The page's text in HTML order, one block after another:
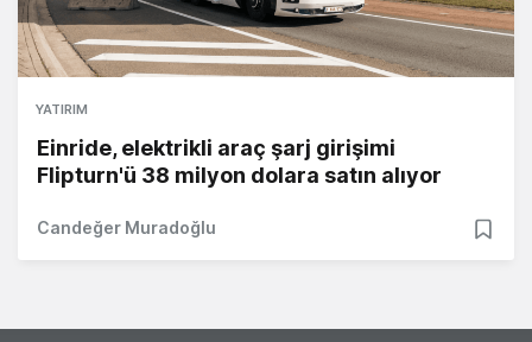
YATIRIM
Einride, elektrikli araç şarj girişimi
Flipturn'ü 38 milyon dolara satın alıyor
Candeğer Muradoğlu